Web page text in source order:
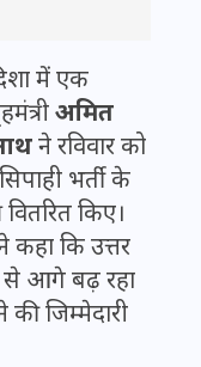
में एक
अमित
ने रविवार को
भर्ती के
वितरित किए।
कहा कि उत्तर
से आगे बढ़ रहा
जिम्मेदारी